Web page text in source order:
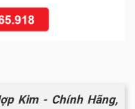
Kim - Chính Hãng,